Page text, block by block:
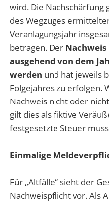
wird. Die Nachschärfung
des Wegzuges
Veranlagungsjahr
betragen. Der
ausgehend von dem
werden und hat jeweils
Folgejahres zu erfolgen.
Nachweis nicht oder
gilt dies als fiktive
festgesetzte Steuer
Einmalige
Für „Altfälle“ sieht der
Nachweispflicht vor. Als